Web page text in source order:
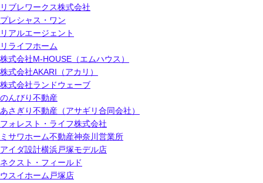
リブレワークス株式会社
プレシャス・ワン
リアルエージェント
リライフホーム
株式会社M-HOUSE（エムハウス）
株式会社AKARI（アカリ）
株式会社ランドウェーブ
のんびり不動産
あさぎり不動産（アサギリ合同会社）
フォレスト・ライフ株式会社
ミサワホーム不動産神奈川営業所
アイダ設計横浜戸塚モデル店
ネクスト・フィールド
ウスイホーム戸塚店